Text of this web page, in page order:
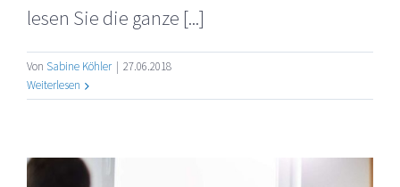
lesen Sie die ganze [...]
Von Sabine Köhler | 27.06.2018
Weiterlesen